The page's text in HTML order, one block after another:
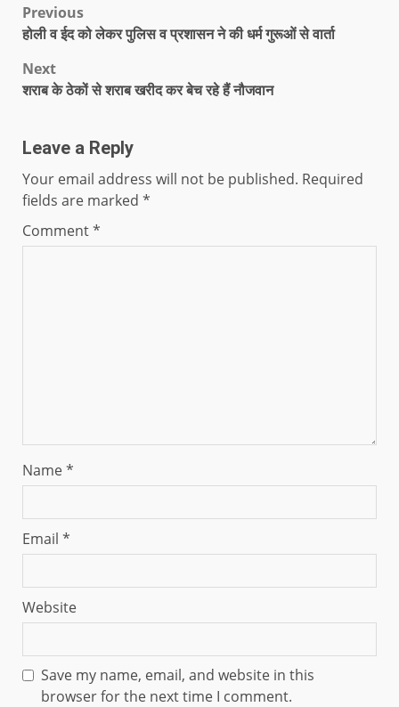
Previous
होली व ईद को लेकर पुलिस व प्रशासन ने की धर्म गुरूओं से वार्ता
Next
शराब के ठेकों से शराब खरीद कर बेच रहे हैं नौजवान
Leave a Reply
Your email address will not be published. Required
fields are marked *
Comment*
Name*
Email *
Website
Save my name, email, and website in this
browser for the next time I comment.